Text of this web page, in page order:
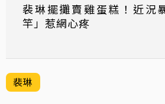
裴琳擺攤賣雞蛋糕！近況
竿」惹網心疼
裴琳